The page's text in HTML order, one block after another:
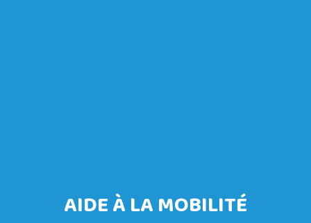
AIDE À LA MOBILITÉ